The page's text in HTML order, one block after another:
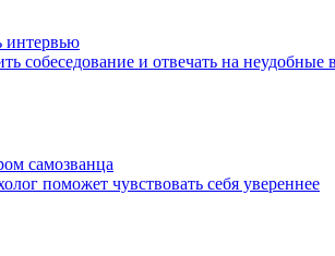
интервью
собеседование и отвечать на неудобные
самозванца
поможет чувствовать себя увереннее